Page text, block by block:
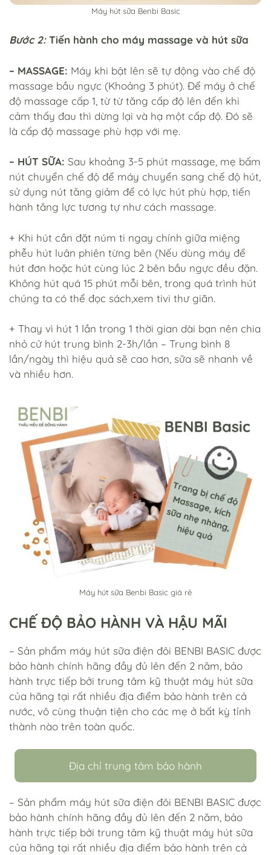
Máy hút sữa Benbi Basic
Bước 2:Tiến hành cho máy massage và hút sữa
– MASSAGE: Máy khi bật lên sẽ tự động vào chế độ
massage bầu ngực (Khoảng 3 phút). Để máy ở chế
độ massage cấp 1, từ từ tăng cấp độ lên đến khi
cảm thấy đau thì dừng lại và hạ một cấp độ. Đó sẽ
là cấp độ massage phù hợp với mẹ.
– HÚT SỮA: Sau khoảng 3-5 phút massage, mẹ bấm
nút chuyển chế độ để máy chuyển sang chế độ hút,
sử dụng nút tăng giảm để có lực hút phù hợp, tiến
hành tăng lực tương tự như cách massage.
+ Khi hút cần đặt núm ti ngay chính giữa miệng
phễu hút luân phiên từng bên (Nếu dùng máy để
hút đơn hoặc hút cùng lúc 2 bên bầu ngực đều đặn.
Không hút quá 15 phút mỗi bên, trong quá trình hút
chúng ta có thể đọc sách,xem tivi thư giãn.
+ Thay vì hút 1 lần trong 1 thời gian dài bạn nên chia
nhỏ cử hút trung bình 2-3h/lần – Trung bình 8
lần/ngày thì hiệu quả sẽ cao hơn, sữa sẽ nhanh về
và nhiều hơn.
Máy hút sữa Benbi Basic giá rẻ
CHẾ ĐỘ BẢO HÀNH VÀ HẬU MÃI
– Sản phẩm máy hút sữa điện đôi BENBI BASIC được
bảo hành chính hãng đầy đủ lên đến 2 năm, bảo
hành trực tiếp bởi trung tâm kỹ thuật máy hút sữa
của hãng tại rất nhiều địa điểm bảo hành trên cả
nước, vô cùng thuận tiện cho các mẹ ở bất kỳ tỉnh
thành nào trên toàn quốc.
Địa chỉ trung tâm bảo hành
– Sản phẩm máy hút sữa điện đôi BENBI BASIC được
bảo hành chính hãng đầy đủ lên đến 2 năm, bảo
hành trực tiếp bởi trung tâm kỹ thuật máy hút sữa
của hãng tại rất nhiều địa điểm bảo hành trên cả